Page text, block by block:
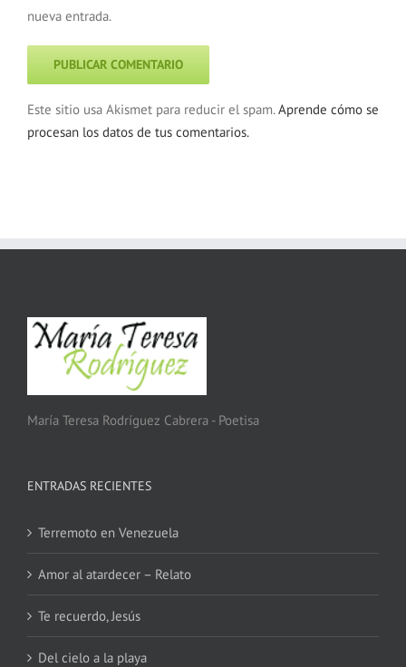
nueva entrada.
Este sitio usa Akismet para reducir el spam. Aprende cómo se
procesan los datos de tus comentarios.
María Teresa Rodríguez Cabrera - Poetisa
ENTRADAS RECIENTES
Terremoto en Venezuela
Amor al atardecer – Relato
Te recuerdo, Jesús
Del cielo a la playa